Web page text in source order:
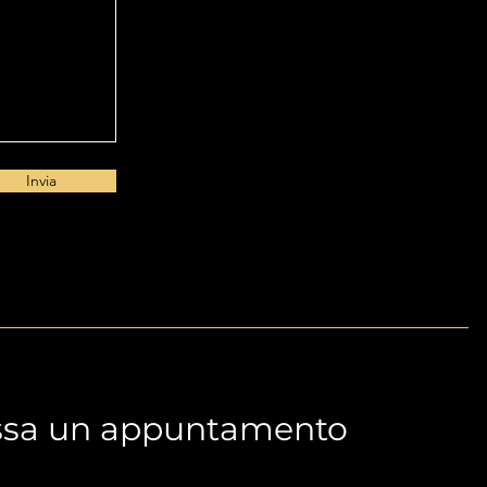
Invia
un appuntamento